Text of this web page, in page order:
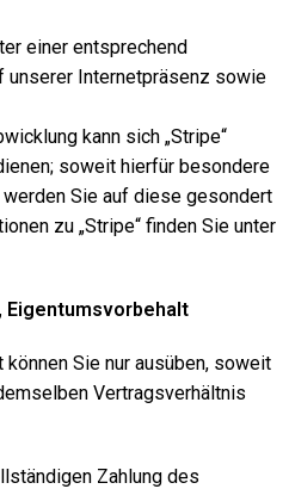
einer entsprechend
unserer Internetpräsenz sowie
kann sich „Stripe“
soweit hierfür besondere
Sie auf diese gesondert
zu „Stripe“ finden Sie unter
, Eigentumsvorbehalt
können Sie nur ausüben, soweit
Vertragsverhältnis
Zahlung des